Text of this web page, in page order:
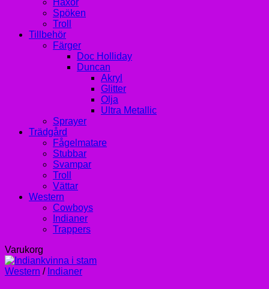
Häxor
Spöken
Troll
Tillbehör
Färger
Doc Holliday
Duncan
Akryl
Glitter
Olja
Ultra Metallic
Sprayer
Trädgård
Fågelmatare
Stubbar
Svampar
Troll
Vättar
Western
Cowboys
Indianer
Trappers
Varukorg
Western / Indianer